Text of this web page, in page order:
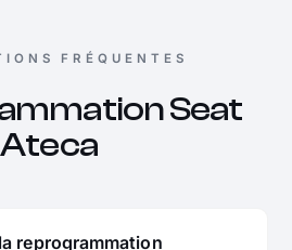
FRÉQUENTES
Seat
Ateca
reprogrammation